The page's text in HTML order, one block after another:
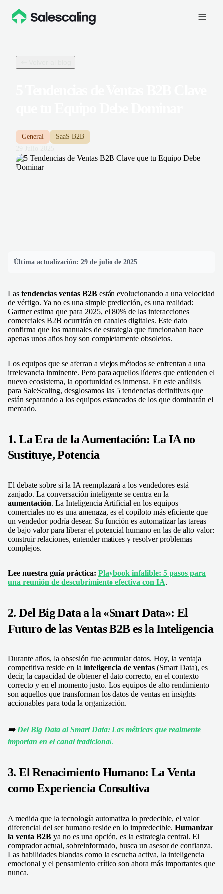
General
SaaS B2B
Última actualización: 29 de julio de 2025
Las tendencias ventas B2B están evolucionando a una velocidad
de vértigo. Ya no es una simple predicción, es una realidad:
Gartner estima que para 2025, el 80% de las interacciones
comerciales B2B ocurrirán en canales digitales. Este dato
confirma que los manuales de estrategia que funcionaban hace
apenas unos años hoy son completamente obsoletos.
Los equipos que se aferran a viejos métodos se enfrentan a una
irrelevancia inminente. Pero para aquellos líderes que entienden el
nuevo ecosistema, la oportunidad es inmensa. En este análisis
para SaleScaling, desglosamos las 5 tendencias definitivas que
están separando a los equipos estancados de los que dominarán el
mercado.
1. La Era de la Aumentación: La IA no
Sustituye, Potencia
El debate sobre si la IA reemplazará a los vendedores está
zanjado. La conversación inteligente se centra en la
aumentación. La Inteligencia Artificial en los equipos
comerciales no es una amenaza, es el copiloto más eficiente que
un vendedor podría desear. Su función es automatizar las tareas
de bajo valor para liberar el potencial humano en las de alto valor:
construir relaciones, entender matices y resolver problemas
complejos.
Lee nuestra guía práctica: Playbook infalible: 5 pasos para
una reunión de descubrimiento efectiva con IA.
2. Del Big Data a la «Smart Data»: El
Futuro de las Ventas B2B es la Inteligencia
Durante años, la obsesión fue acumular datos. Hoy, la ventaja
competitiva reside en la inteligencia de ventas (Smart Data), es
decir, la capacidad de obtener el dato correcto, en el contexto
correcto y en el momento justo. Los equipos de alto rendimiento
son aquellos que transforman los datos de ventas en insights
accionables para toda la organización.
➡️Del Big Data al Smart Data: Las métricas que realmente
importan en el canal tradicional.
3. El Renacimiento Humano: La Venta
como Experiencia Consultiva
A medida que la tecnología automatiza lo predecible, el valor
diferencial del ser humano reside en lo impredecible. Humanizar
la venta B2B ya no es una opción, es la estrategia central. El
comprador actual, sobreinformado, busca un asesor de confianza.
Las habilidades blandas como la escucha activa, la inteligencia
emocional y el pensamiento crítico son ahora más importantes que
nunca.